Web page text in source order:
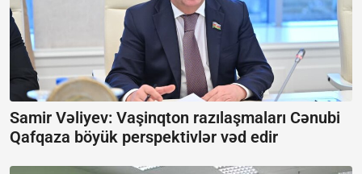
Samir Vəliyev: Vaşinqton razılaşmaları Cənubi
Qafqaza böyük perspektivlər vəd edir